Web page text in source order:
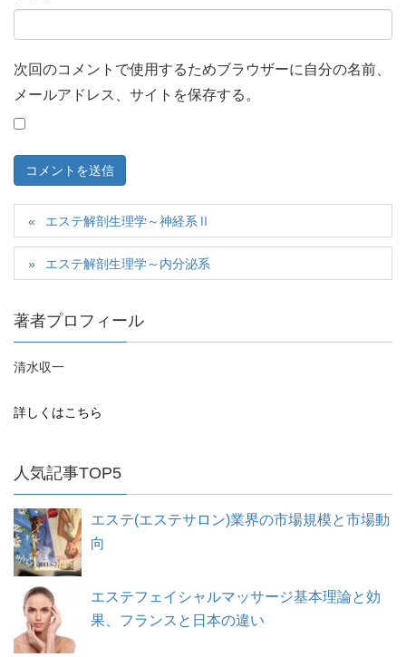
次回のコメントで使用するためブラウザーに自分の名前、
メールアドレス、サイトを保存する。
エステ解剖生理学～神経系Ⅱ
エステ解剖生理学～内分泌系
著者プロフィール
清水収一
詳しくはこちら
人気記事TOP5
エステ(エステサロン)業界の市場規模と市場動
向
エステフェイシャルマッサージ基本理論と効
果、フランスと日本の違い